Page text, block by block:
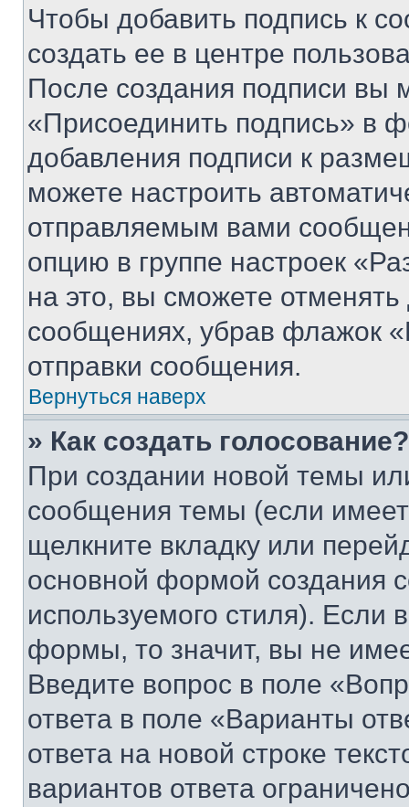
Чтобы добавить подпись к
создать ее в центре
После создания подписи вы
«Присоединить подпись» в
добавления подписи к
можете настроить
отправляемым вами
опцию в группе настроек
на это, вы сможете
сообщениях, убрав флажок
отправки сообщения.
Вернуться наверх
» Как создать голосование?
При создании новой темы
сообщения темы (если
щелкните вкладку или
основной формой создания
используемого стиля). Если
формы, то значит, вы не
Введите вопрос в поле
ответа в поле «Варианты
ответа на новой строке
вариантов ответа